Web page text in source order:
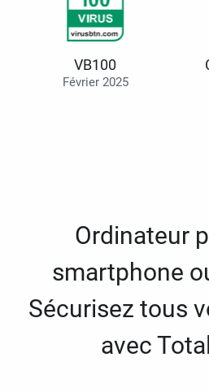
VB100
Février 2025
Ordinateur
smartphone
Sécurisez tous
avec